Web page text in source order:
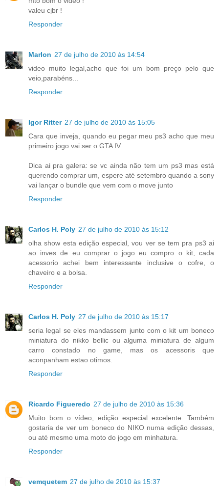
valeu cjbr !
Responder
Marlon 27 de julho de 2010 às 14:54
video muito legal,acho que foi um bom preço pelo que
veio,parabéns...
Responder
Igor Ritter 27 de julho de 2010 às 15:05
Cara que inveja, quando eu pegar meu ps3 acho que meu
primeiro jogo vai ser o GTA IV.
Dica ai pra galera: se vc ainda não tem um ps3 mas está
querendo comprar um, espere até setembro quando a sony
vai lançar o bundle que vem com o move junto
Responder
Carlos H. Poly 27 de julho de 2010 às 15:12
olha show esta edição especial, vou ver se tem pra ps3 ai
ao inves de eu comprar o jogo eu compro o kit, cada
acessorio achei bem interessante inclusive o cofre, o
chaveiro e a bolsa.
Responder
Carlos H. Poly 27 de julho de 2010 às 15:17
seria legal se eles mandassem junto com o kit um boneco
miniatura do nikko bellic ou alguma miniatura de algum
carro constado no game, mas os acessoris que
aconpanham estao otimos.
Responder
Ricardo Figueredo 27 de julho de 2010 às 15:36
Muito bom o vídeo, edição especial excelente. Também
gostaria de ver um boneco do NIKO numa edição dessas,
ou até mesmo uma moto do jogo em minhatura.
Responder
vemquetem 27 de julho de 2010 às 15:37